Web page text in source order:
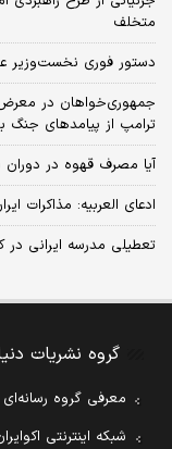
متخلف
دستور فوری نخست‌وزیر
جمهوری‌خواهان در
ترامپ از پیامدهای جنگ
آیا مصرف قهوه در دوران
ادعای العربیه: مذاکرات
تعطیلی مدرسه ایرانی
گروه نشریات
معرفی گروه
شبکه اینترنتی